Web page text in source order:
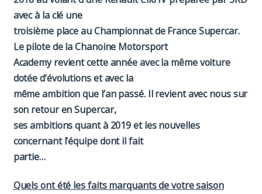
avec à la clé une
troisième place au Championnat de France Supercar.
Le pilote de la Chanoine Motorsport
Academy revient cette année avec la même voiture
dotée d’évolutions et avec la
même ambition que l’an passé. Il revient avec nous sur
son retour en Supercar,
ses ambitions quant à 2019 et les nouvelles
concernant l’équipe dont il fait
partie…
Quels ont été les faits marquants de votre saison